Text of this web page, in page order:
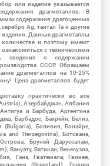
или изделие указывается
драгметаллов. В
содержания драгоценных
Ag, тантал Ta и другие
Данные драгметаллы
и поэтому имеют
с техническими
сведения о содержании
СССР. Обращаем
драгметаллов на 10-25%
Цена драгметаллов будет
практически во все
Азербайджан, Албания
и Барбуда, Аргентина
Барбадос, Бахрейн, Белиз,
(Bulgaria), Боливия, Бонайре,
and Herzegovina), Ботсвана,
Бруней Даруссалам,
Вануату, Ватикан, Венесуэла,
Гана, Гватемала, Гвинея,